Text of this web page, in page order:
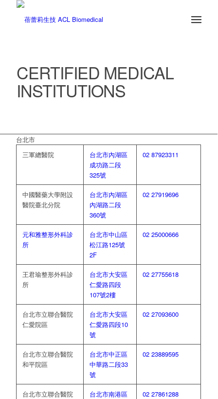
CERTIFIED MEDICAL
INSTITUTIONS
台北市
三軍總醫院
台北市內湖區
成功路二段
325號
02 87923311
中國醫藥大學附設
醫院臺北分院
台北市內湖區
內湖路二段
360號
02 27919696
元和雅整形外科診
所
台北市中山區
松江路125號
2F
02 25000666
王君瑜整形外科診
所
台北市大安區
仁愛路四段
107號2樓
02 27755618
台北市立聯合醫院
仁愛院區
台北市大安區
仁愛路四段10
號
02 27093600
台北市立聯合醫院
和平院區
台北市中正區
中華路二段33
號
02 23889595
台北市立聯合醫院
台北市南港區
02 27861288